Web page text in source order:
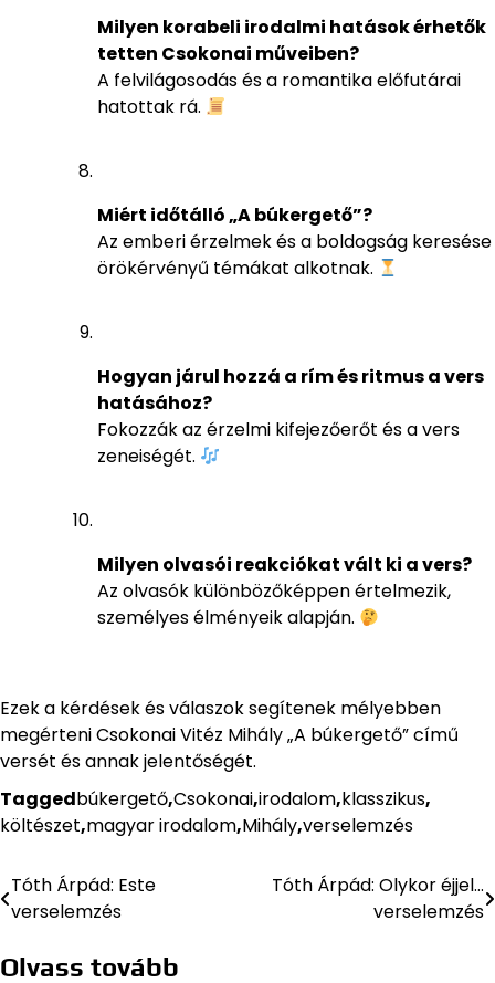
Milyen korabeli irodalmi hatások érhetők
tetten Csokonai műveiben?
A felvilágosodás és a romantika előfutárai
hatottak rá.
Miért időtálló „A búkergető”?
Az emberi érzelmek és a boldogság keresése
örökérvényű témákat alkotnak.
Hogyan járul hozzá a rím és ritmus a vers
hatásához?
Fokozzák az érzelmi kifejezőerőt és a vers
zeneiségét.
Milyen olvasói reakciókat vált ki a vers?
Az olvasók különbözőképpen értelmezik,
személyes élményeik alapján.
Ezek a kérdések és válaszok segítenek mélyebben
megérteni Csokonai Vitéz Mihály „A búkergető” című
versét és annak jelentőségét.
Taggedbúkergető,Csokonai,irodalom,klasszikus,
költészet,magyar irodalom,Mihály,verselemzés
Bejegyzés
Tóth Árpád: Este
verselemzés
Tóth Árpád: Olykor éjjel…
verselemzés
Olvass tovább